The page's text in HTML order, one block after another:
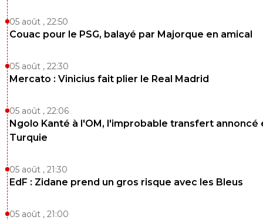
05 août , 22:50
Couac pour le PSG, balayé par Majorque en amical
05 août , 22:30
Mercato : Vinicius fait plier le Real Madrid
05 août , 22:06
Ngolo Kanté à l'OM, l'improbable transfert annoncé
Turquie
05 août , 21:30
EdF : Zidane prend un gros risque avec les Bleus
05 août , 21:00